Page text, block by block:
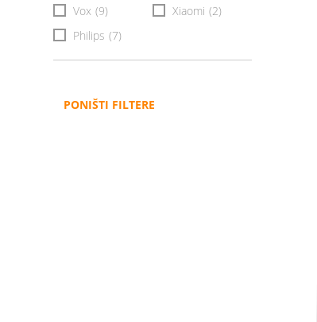
Vox (9) Xiaomi (2)
Philips (7)
PONIŠTI FILTERE